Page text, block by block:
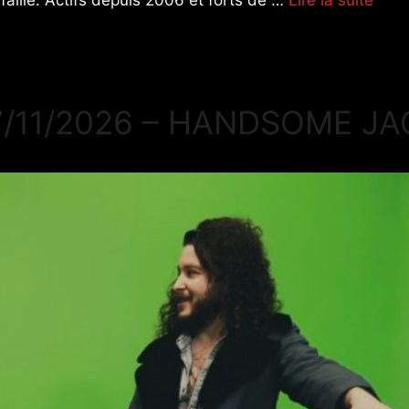
11/2026 – HANDSOME